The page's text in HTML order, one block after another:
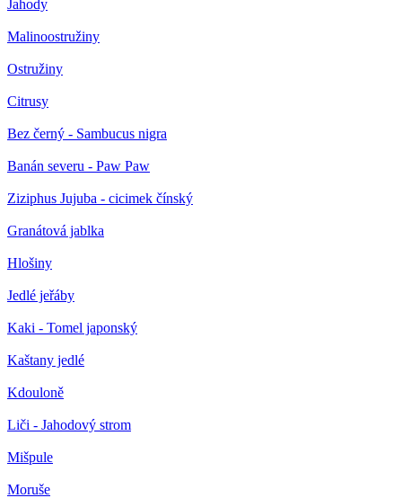
Jahody
Malinoostružiny
Ostružiny
Citrusy
Bez černý - Sambucus nigra
Banán severu - Paw Paw
Ziziphus Jujuba - cicimek čínský
Granátová jablka
Hlošiny
Jedlé jeřáby
Kaki - Tomel japonský
Kaštany jedlé
Kdouloně
Liči - Jahodový strom
Mišpule
Moruše